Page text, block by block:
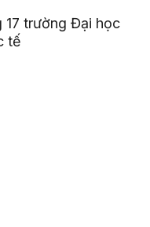
17 trường Đại học
tế